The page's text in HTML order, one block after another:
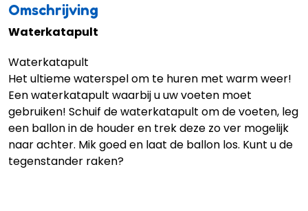
Omschrijving
Waterkatapult
Waterkatapult
Het ultieme waterspel om te huren met warm weer!
Een waterkatapult waarbij u uw voeten moet
gebruiken! Schuif de waterkatapult om de voeten, leg
een ballon in de houder en trek deze zo ver mogelijk
naar achter. Mik goed en laat de ballon los. Kunt u de
tegenstander raken?